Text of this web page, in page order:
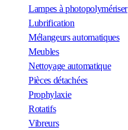
Lampes à photopolymériser
Lubrification
Mélangeurs automatiques
Meubles
Nettoyage automatique
Pièces détachées
Prophylaxie
Rotatifs
Vibreurs